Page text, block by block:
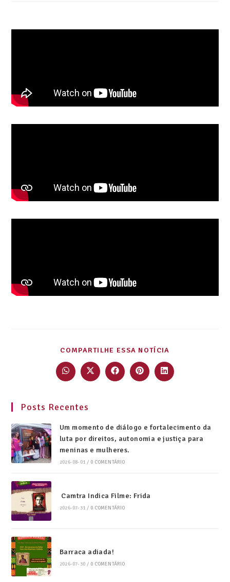
COMPARTILHE ESSA NOTÍCIA
Posts Recentes
Um momento de diálogo e fortalecimento da
luta por direitos, autonomia e justiça para
meninas e mulheres.
2026-08-01 / 0 COMENTÁRIO
Camtra Indica Filme: Frida
2026-07-31 / 0 COMENTÁRIO
Barraca adiada!
2026-07-30 / 0 COMENTÁRIO